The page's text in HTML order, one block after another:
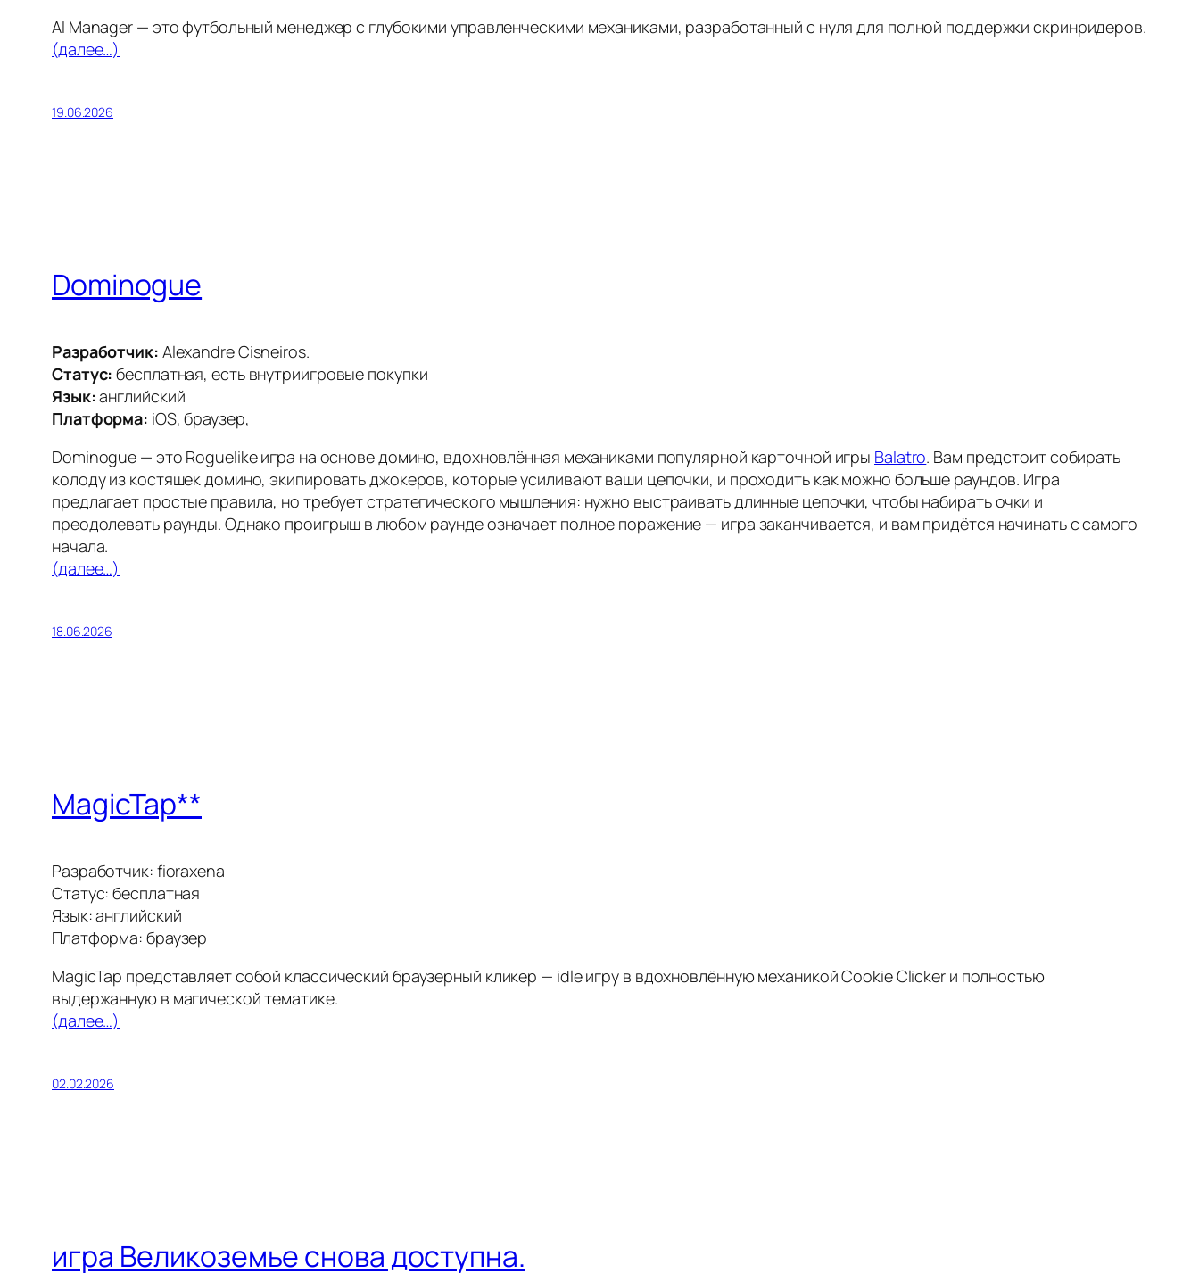
AI Manager — это футбольный менеджер с глубокими управленческими механиками, разработанный с нуля для полной поддержки скринридеров.
(далее…)
19.06.2026
Dominogue
Разработчик: Alexandre Cisneiros.
Статус: бесплатная, есть внутриигровые покупки
Язык:английский
Платформа: iOS, браузер,
Dominogue — это Roguelike игра на основе домино, вдохновлённая механиками популярной карточной игры Balatro. Вам предстоит собирать
колоду из костяшек домино, экипировать джокеров, которые усиливают ваши цепочки, и проходить как можно больше раундов. Игра
предлагает простые правила, но требует стратегического мышления: нужно выстраивать длинные цепочки, чтобы набирать очки и
преодолевать раунды. Однако проигрыш в любом раунде означает полное поражение — игра заканчивается, и вам придётся начинать с самого
начала.
(далее…)
18.06.2026
MagicTap**
Разработчик: fioraxena
Статус: бесплатная
Язык: английский
Платформа: браузер
MagicTap представляет собой классический браузерный кликер — idle игру в вдохновлённую механикой Cookie Clicker и полностью
выдержанную в магической тематике.
(далее…)
02.02.2026
игра Великоземье снова доступна.